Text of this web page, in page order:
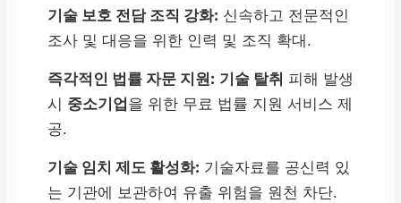
기술 보호 전담 조직 강화: 신속하고 전문적인
조사 및 대응을 위한 인력 및 조직 확대.
즉각적인 법률 자문 지원: 기술 탈취 피해 발생
시 중소기업을 위한 무료 법률 지원 서비스 제
공.
기술 임치 제도 활성화: 기술자료를 공신력 있
는 기관에 보관하여 유출 위험을 원천 차단.